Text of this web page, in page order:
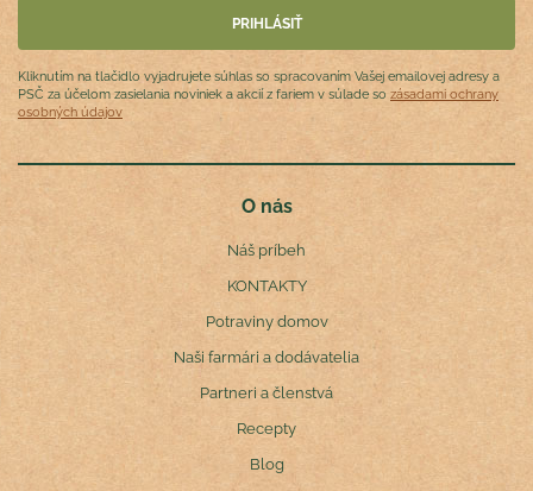
Kliknutím na tlačidlo vyjadrujete súhlas so spracovaním Vašej emailovej adresy a
PSČ za účelom zasielania noviniek a akcií z fariem v súlade so zásadami ochrany
osobných údajov
O nás
Náš príbeh
KONTAKTY
Potraviny domov
Naši farmári a dodávatelia
Partneri a členstvá
Recepty
Blog